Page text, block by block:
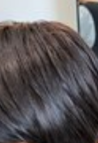
英
白髪ぼかしハイライト
白髪
ヘナカラー 黒木式酸性
イルミナカラー
イヤ
ミテッドトリートメント
50代以降 50代からの美
シークレットハイライト
ージュ 30代からの美容室
チューニングストレートが
40代からの美容室 カット